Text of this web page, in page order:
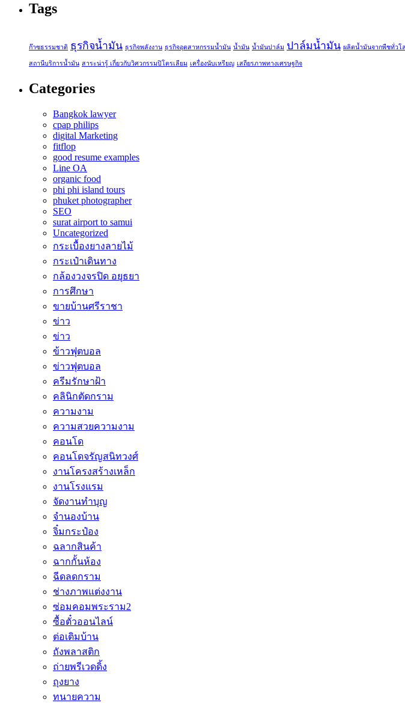
Tags
ก๊าซธรรมชาติ ธุรกิจน้ำมัน ธุรกิจพลังงาน ธุรกิจอุตสาหกรรมน้ำมัน น้ำมัน น้ำมันปาล์ม ปาล์มน้ำมัน ผลิตน้ำมันจากพืชทั่วโ
สถานีบริการน้ำมัน สาระน่ารู้ เกี่ยวกับวิศวกรรมปิโตรเลียม เครื่องนับเหรียญ เสถียรภาพทางเศรษฐกิจ
Categories
Bangkok lawyer
cpap philips
digital Marketing
fitflop
good resume examples
Line OA
organic food
phi phi island tours
phuket photographer
SEO
surat airport to samui
Uncategorized
กระเบื้องยางลายไม้
กระเป๋าเดินทาง
กล้องวงจรปิด อยุธยา
การศึกษา
ขายบ้านศรีราชา
ข่าว
ข่าว
ข้าวฟุตบอล
ข่าวฟุตบอล
ครีมรักษาฝ้า
คลินิกตัดกราม
ความงาม
ความสวยความงาม
คอนโด
คอนโดจรัญสนิทวงศ์
งานโครงสร้างเหล็ก
งานโรงแรม
จัดงานทำบุญ
จำนองบ้าน
จิ๋มกระป๋อง
ฉลากสินค้า
ฉากกั้นห้อง
ฉีดลดกราม
ช่างภาพแต่งงาน
ซ่อมคอมพระราม2
ซื้อตั๋วออนไลน์
ต่อเติมบ้าน
ถังพลาสติก
ถ่ายพรีเวดดิ้ง
ถุงยาง
ทนายความ